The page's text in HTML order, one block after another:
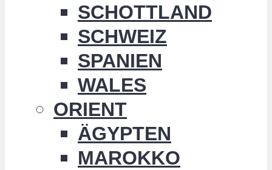
SCHOTTLAND
SCHWEIZ
SPANIEN
WALES
ORIENT
ÄGYPTEN
MAROKKO